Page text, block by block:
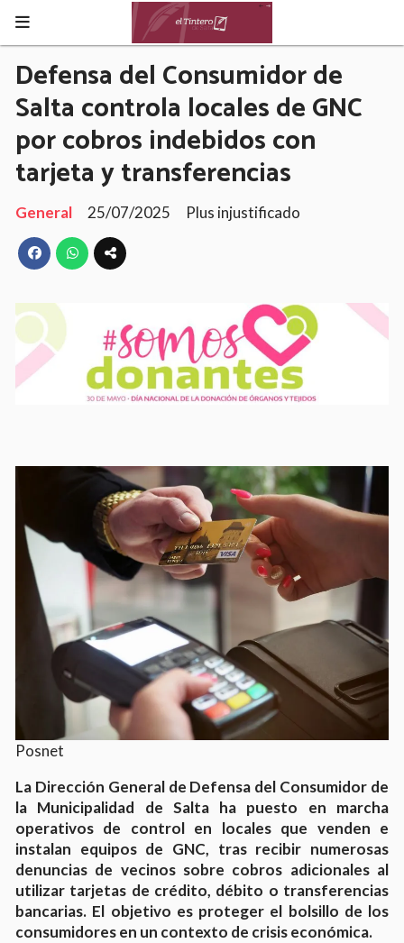
Defensa del Consumidor de
Salta controla locales de GNC
por cobros indebidos con
tarjeta y transferencias
General 25/07/2025 Plus injustificado
Posnet
La Dirección General de Defensa del Consumidor de
la Municipalidad de Salta ha puesto en marcha
operativos de control en locales que venden e
instalan equipos de GNC, tras recibir numerosas
denuncias de vecinos sobre cobros adicionales al
utilizar tarjetas de crédito, débito o transferencias
bancarias. El objetivo es proteger el bolsillo de los
consumidores en un contexto de crisis económica.